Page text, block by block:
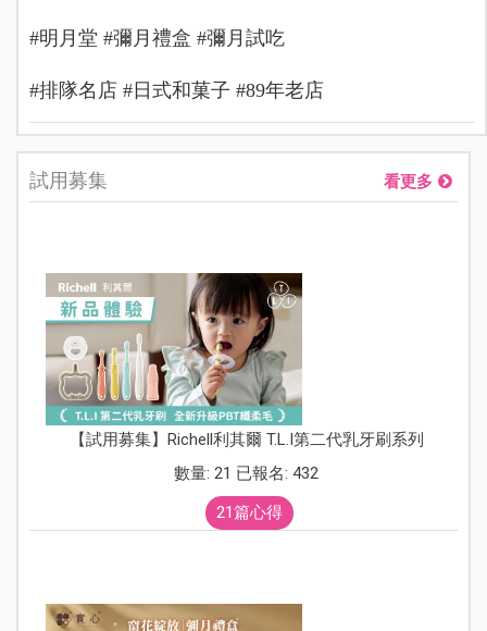
#明月堂 #彌月禮盒 #彌月試吃
#排隊名店 #日式和菓子 #89年老店
試用募集 看更多
【試用募集】Richell利其爾 T.L.I第二代乳牙刷系列
數量: 21 已報名: 432
21篇心得